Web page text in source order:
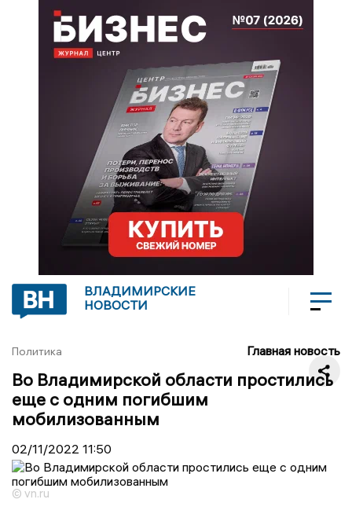
ВЛАДИМИРСКИЕ
НОВОСТИ
Политика Главная новость
Во Владимирской области простились
еще с одним погибшим
мобилизованным
02/11/2022 11:50
© vn.ru